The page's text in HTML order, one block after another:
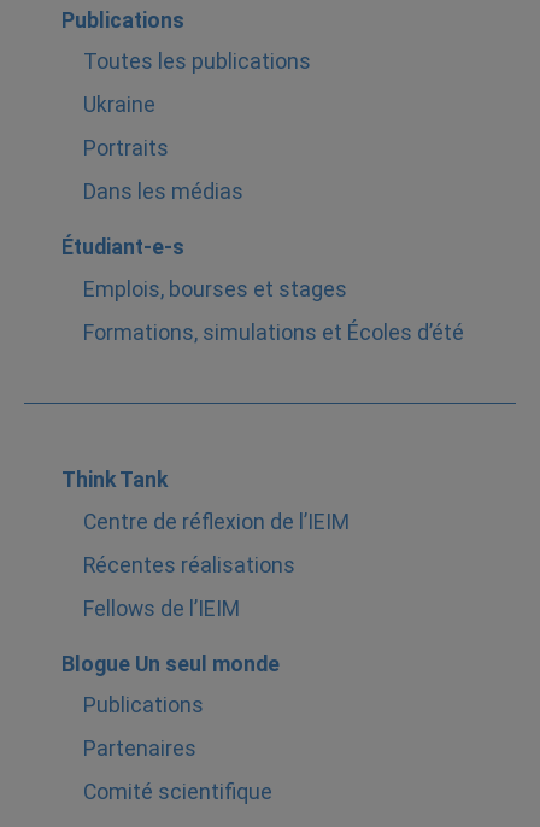
Publications
Toutes les publications
Ukraine
Portraits
Dans les médias
Étudiant-e-s
Emplois, bourses et stages
Formations, simulations et Écoles d’été
Think Tank
Centre de réflexion de l’IEIM
Récentes réalisations
Fellows de l’IEIM
Blogue Un seul monde
Publications
Partenaires
Comité scientifique